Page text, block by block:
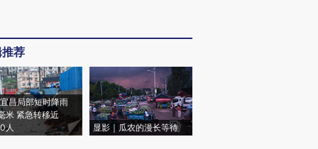
荐
昌局部短时降雨
米 紧急转移近
人
显影｜瓜农的漫长等待